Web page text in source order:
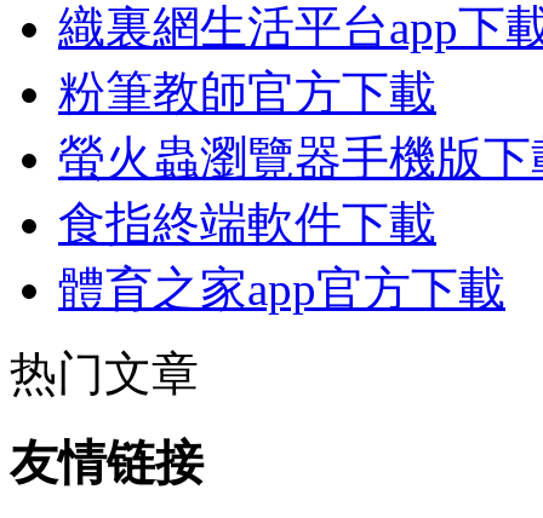
織裏網生活平台app下
粉筆教師官方下載
螢火蟲瀏覽器手機版下
食指終端軟件下載
體育之家app官方下載
热门文章
友情链接